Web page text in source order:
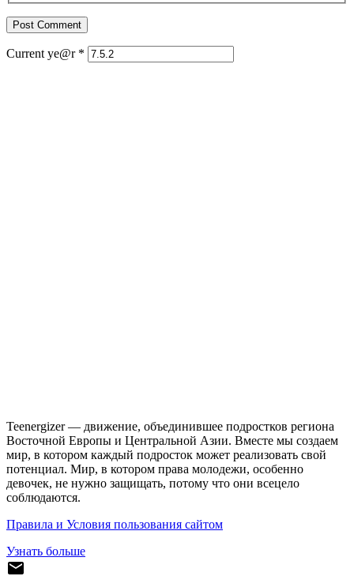
Current ye@r *
Teenergizer — движение, объединившее подростков региона
Восточной Европы и Центральной Азии. Вместе мы создаем
мир, в котором каждый подросток может реализовать свой
потенциал. Мир, в котором права молодежи, особенно
девочек, не нужно защищать, потому что они всецело
соблюдаются.
Правила и Условия пользования сайтом
Узнать больше